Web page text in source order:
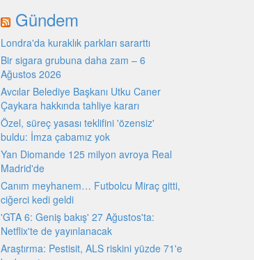
Gündem
Londra'da kuraklık parkları sararttı
Bir sigara grubuna daha zam – 6
Ağustos 2026
Avcılar Belediye Başkanı Utku Caner
Çaykara hakkında tahliye kararı
Özel, süreç yasası teklifini 'özensiz'
buldu: İmza çabamız yok
Yan Diomande 125 milyon avroya Real
Madrid'de
Canım meyhanem… Futbolcu Miraç gitti,
ciğerci kedi geldi
'GTA 6: Geniş bakış' 27 Ağustos'ta:
Netflix'te de yayınlanacak
Araştırma: Pestisit, ALS riskini yüzde 71'e